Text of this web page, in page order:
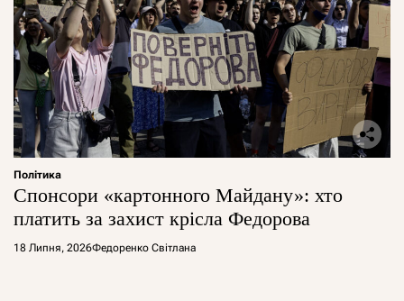
Політика
Спонсори «картонного Майдану»: хто
платить за захист крісла Федорова
18 Липня, 2026Федоренко Світлана